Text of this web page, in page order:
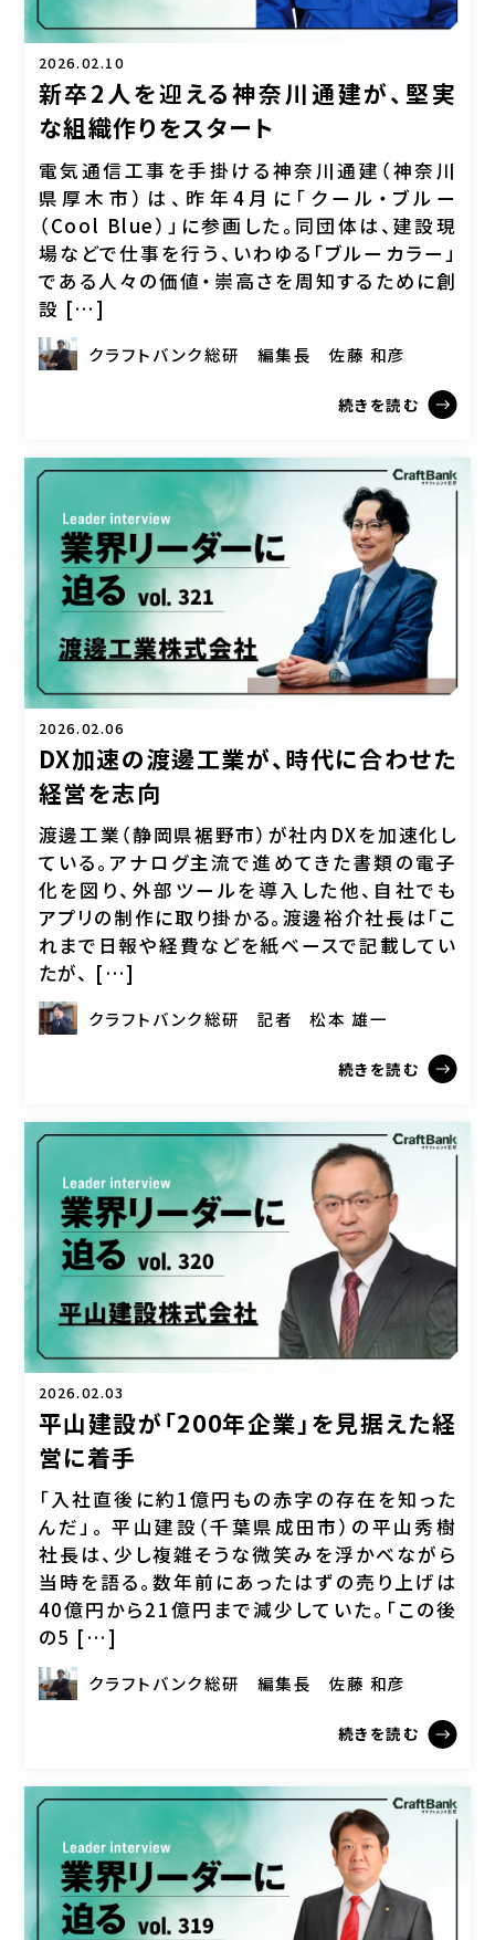
2026.02.10
新卒2人を迎える神奈川通建が、堅実
な組織作りをスタート
電気通信工事を手掛ける神奈川通建（神奈川
県厚木市）は、昨年4月に「クール・ブルー
（Cool Blue）」に参画した。同団体は、建設現
場などで仕事を行う、いわゆる「ブルーカラー」
である人々の価値・崇高さを周知するために創
設 […]
クラフトバンク総研 編集長 佐藤 和彦
続きを読む
2026.02.06
DX加速の渡邊工業が、時代に合わせた
経営を志向
渡邊工業（静岡県裾野市）が社内DXを加速化し
ている。アナログ主流で進めてきた書類の電子
化を図り、外部ツールを導入した他、自社でも
アプリの制作に取り掛かる。渡邊裕介社長は「こ
れまで日報や経費などを紙ベースで記載してい
たが、 […]
クラフトバンク総研 記者 松本 雄一
続きを読む
2026.02.03
平山建設が「200年企業」を見据えた経
営に着手
「入社直後に約1億円もの赤字の存在を知った
んだ」。 平山建設（千葉県成田市）の平山秀樹
社長は、少し複雑そうな微笑みを浮かべながら
当時を語る。数年前にあったはずの売り上げは
40億円から21億円まで減少していた。「この後
の5 […]
クラフトバンク総研 編集長 佐藤 和彦
続きを読む